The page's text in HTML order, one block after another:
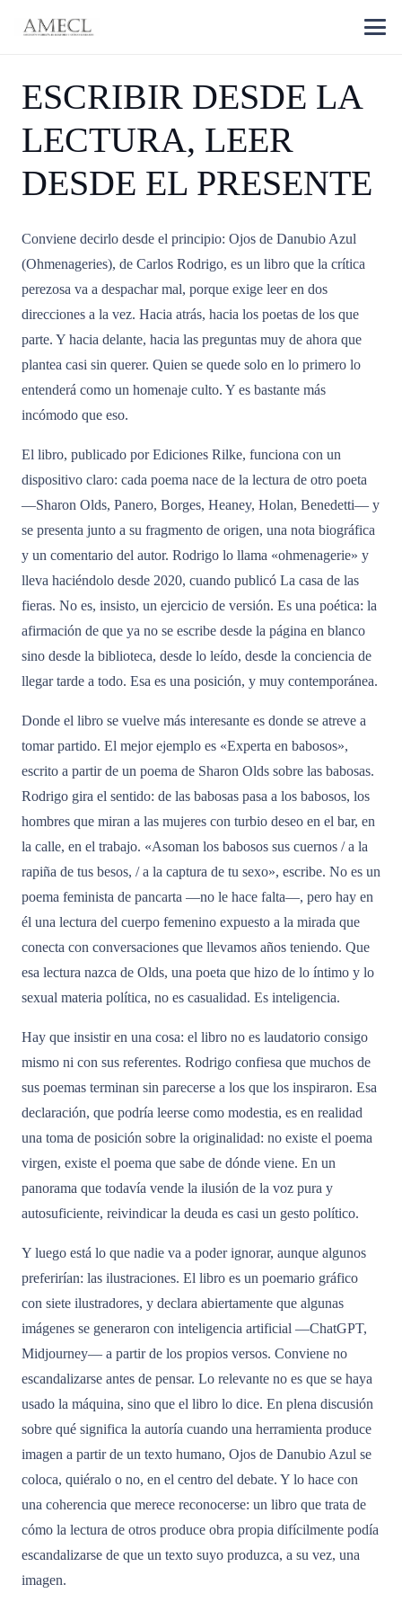
ESCRIBIR DESDE LA
LECTURA, LEER
DESDE EL PRESENTE
Conviene decirlo desde el principio: Ojos de Danubio Azul
(Ohmenageries), de Carlos Rodrigo, es un libro que la crítica
perezosa va a despachar mal, porque exige leer en dos
direcciones a la vez. Hacia atrás, hacia los poetas de los que
parte. Y hacia delante, hacia las preguntas muy de ahora que
plantea casi sin querer. Quien se quede solo en lo primero lo
entenderá como un homenaje culto. Y es bastante más
incómodo que eso.
El libro, publicado por Ediciones Rilke, funciona con un
dispositivo claro: cada poema nace de la lectura de otro poeta
—Sharon Olds, Panero, Borges, Heaney, Holan, Benedetti— y
se presenta junto a su fragmento de origen, una nota biográfica
y un comentario del autor. Rodrigo lo llama «ohmenagerie» y
lleva haciéndolo desde 2020, cuando publicó La casa de las
fieras. No es, insisto, un ejercicio de versión. Es una poética: la
afirmación de que ya no se escribe desde la página en blanco
sino desde la biblioteca, desde lo leído, desde la conciencia de
llegar tarde a todo. Esa es una posición, y muy contemporánea.
Donde el libro se vuelve más interesante es donde se atreve a
tomar partido. El mejor ejemplo es «Experta en babosos»,
escrito a partir de un poema de Sharon Olds sobre las babosas.
Rodrigo gira el sentido: de las babosas pasa a los babosos, los
hombres que miran a las mujeres con turbio deseo en el bar, en
la calle, en el trabajo. «Asoman los babosos sus cuernos / a la
rapiña de tus besos, / a la captura de tu sexo», escribe. No es un
poema feminista de pancarta —no le hace falta—, pero hay en
él una lectura del cuerpo femenino expuesto a la mirada que
conecta con conversaciones que llevamos años teniendo. Que
esa lectura nazca de Olds, una poeta que hizo de lo íntimo y lo
sexual materia política, no es casualidad. Es inteligencia.
Hay que insistir en una cosa: el libro no es laudatorio consigo
mismo ni con sus referentes. Rodrigo confiesa que muchos de
sus poemas terminan sin parecerse a los que los inspiraron. Esa
declaración, que podría leerse como modestia, es en realidad
una toma de posición sobre la originalidad: no existe el poema
virgen, existe el poema que sabe de dónde viene. En un
panorama que todavía vende la ilusión de la voz pura y
autosuficiente, reivindicar la deuda es casi un gesto político.
Y luego está lo que nadie va a poder ignorar, aunque algunos
preferirían: las ilustraciones. El libro es un poemario gráfico
con siete ilustradores, y declara abiertamente que algunas
imágenes se generaron con inteligencia artificial —ChatGPT,
Midjourney— a partir de los propios versos. Conviene no
escandalizarse antes de pensar. Lo relevante no es que se haya
usado la máquina, sino que el libro lo dice. En plena discusión
sobre qué significa la autoría cuando una herramienta produce
imagen a partir de un texto humano, Ojos de Danubio Azul se
coloca, quiéralo o no, en el centro del debate. Y lo hace con
una coherencia que merece reconocerse: un libro que trata de
cómo la lectura de otros produce obra propia difícilmente podía
escandalizarse de que un texto suyo produzca, a su vez, una
imagen.